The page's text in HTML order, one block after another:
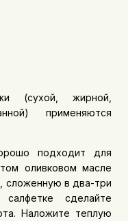
(сухой, жирной,
применяются
подходит для
оливковом масле
сложенную в два-три
сделайте
Наложите теплую